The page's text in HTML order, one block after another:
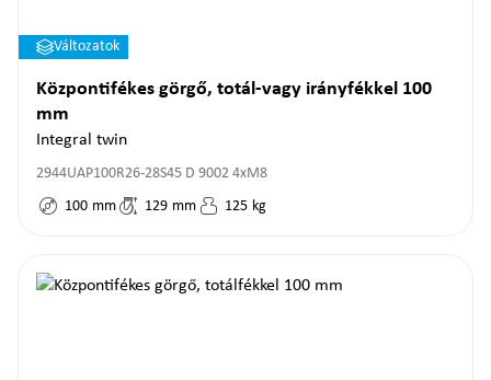
Változatok
Központifékes görgő, totál-vagy irányfékkel 100
mm
Integral twin
2944UAP100R26-28S45 D 9002 4xM8
100 mm 129 mm 125 kg